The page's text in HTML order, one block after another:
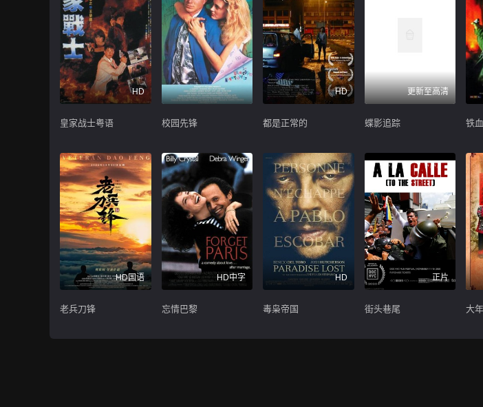
HD
皇家战士粤语 校园先锋
HD
都是正常的
更新至高清
蝶影追踪 铁
HD国语
老兵刀锋
HD中字
忘情巴黎
HD
毒枭帝国
正片
街头巷尾 大